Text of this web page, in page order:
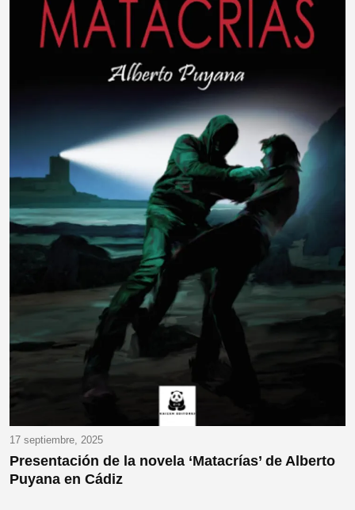
17 septiembre, 2025
Presentación de la novela ‘Matacrías’ de Alberto
Puyana en Cádiz